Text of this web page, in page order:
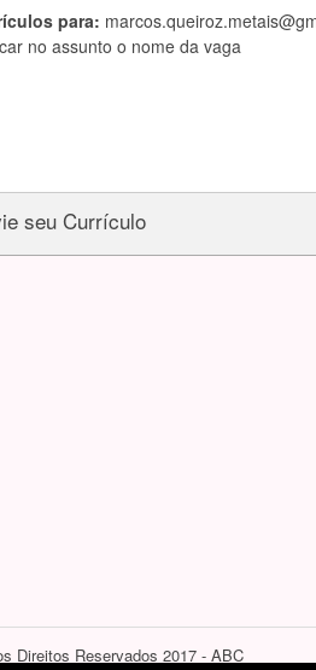
para:
no assunto o nome da vaga
seu Currículo
Direitos Reservados 2017 - ABC